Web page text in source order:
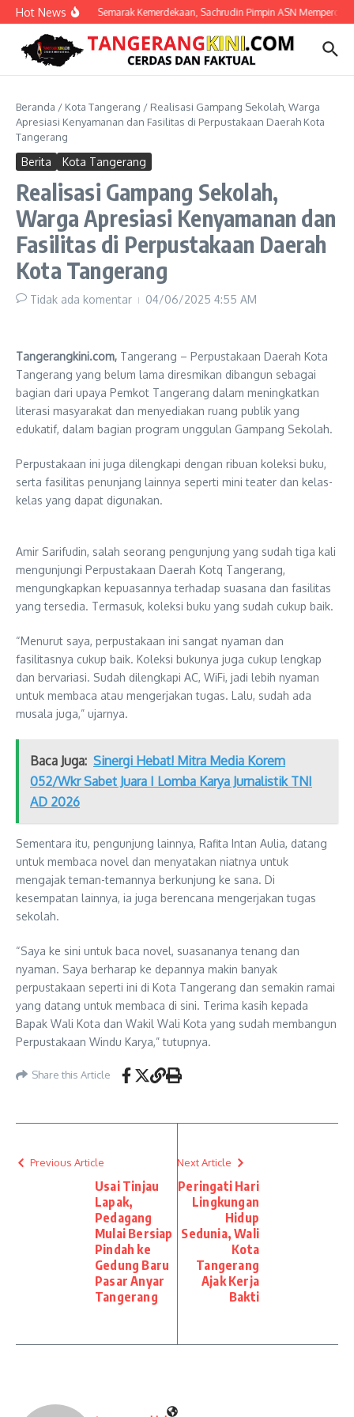
Lewati ke konten
Hot News Semarak Kemerdekaan, Sachrudin Pimpin ASN
Beranda / Kota Tangerang / Realisasi Gampang Sekolah, Warga
Apresiasi Kenyamanan dan Fasilitas di Perpustakaan Daerah Kota
Tangerang
Berita Kota Tangerang
Realisasi Gampang Sekolah,
Warga Apresiasi Kenyamanan dan
Fasilitas di Perpustakaan Daerah
Kota Tangerang
Tidak ada komentar 04/06/2025 4:55 AM
Tangerangkini.com, Tangerang – Perpustakaan Daerah Kota
Tangerang yang belum lama diresmikan dibangun sebagai
bagian dari upaya Pemkot Tangerang dalam meningkatkan
literasi masyarakat dan menyediakan ruang publik yang
edukatif, dalam bagian program unggulan Gampang Sekolah.
Perpustakaan ini juga dilengkapi dengan ribuan koleksi buku,
serta fasilitas penunjang lainnya seperti mini teater dan kelas-
kelas yang dapat digunakan.
Amir Sarifudin, salah seorang pengunjung yang sudah tiga kali
mengunjungi Perpustakaan Daerah Kotq Tangerang,
mengungkapkan kepuasannya terhadap suasana dan fasilitas
yang tersedia. Termasuk, koleksi buku yang sudah cukup baik.
“Menurut saya, perpustakaan ini sangat nyaman dan
fasilitasnya cukup baik. Koleksi bukunya juga cukup lengkap
dan bervariasi. Sudah dilengkapi AC, WiFi, jadi lebih nyaman
untuk membaca atau mengerjakan tugas. Lalu, sudah ada
musala juga,” ujarnya.
Baca Juga: Sinergi Hebat! Mitra Media Korem
052/Wkr Sabet Juara I Lomba Karya Jurnalistik TNI
AD 2026
Sementara itu, pengunjung lainnya, Rafita Intan Aulia, datang
untuk membaca novel dan menyatakan niatnya untuk
mengajak teman-temannya berkunjung ke sana. Di
kesempatan lainnya, ia juga berencana mengerjakan tugas
sekolah.
“Saya ke sini untuk baca novel, suasananya tenang dan
nyaman. Saya berharap ke depannya makin banyak
perpustakaan seperti ini di Kota Tangerang dan semakin ramai
yang datang untuk membaca di sini. Terima kasih kepada
Bapak Wali Kota dan Wakil Wali Kota yang sudah membangun
Perpustakaan Windu Karya,” tutupnya.
Share this Article
Previous Article
Usai Tinjau
Lapak,
Pedagang
Mulai Bersiap
Pindah ke
Gedung Baru
Pasar Anyar
Tangerang
Next Article
Peringati Hari
Lingkungan
Hidup
Sedunia, Wali
Kota
Tangerang
Ajak Kerja
Bakti